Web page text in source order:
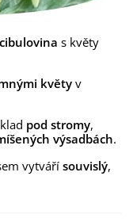
s květy
květyv
pod stromy,
výsadbách.
vytváří souvislý,